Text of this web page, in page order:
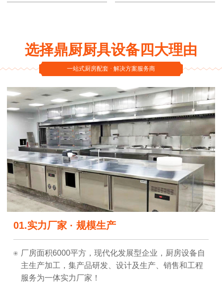
选择鼎厨厨具设备四大理由
一站式厨房配套 · 解决方案服务商
01.实力厂家 · 规模生产
厂房面积6000平方，现代化发展型企业，厨房设备自
主生产加工，集产品研发、设计及生产、销售和工程
服务为一体实力厂家！
鼎厨倡导国家节能减排政策方针，以客户需求为宗
旨，掌握厨房设备核心技术，倾心为客户设计出经久
耐
用、节能高效的理想产品！
水、电、油、气、排烟等点位图！